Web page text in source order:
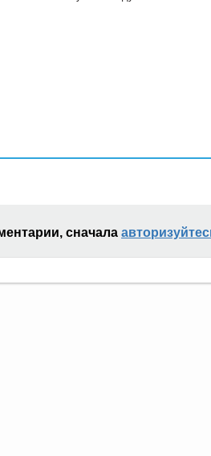
сначала